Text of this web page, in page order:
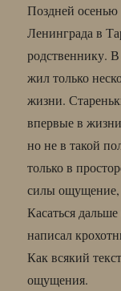
Поздней осенью
Ленинграда в
родственнику.
жил только
жизни.
впервые в
но не в такой
только в
силы ощущение,
Касаться
написал
Как всякий
ощущения.